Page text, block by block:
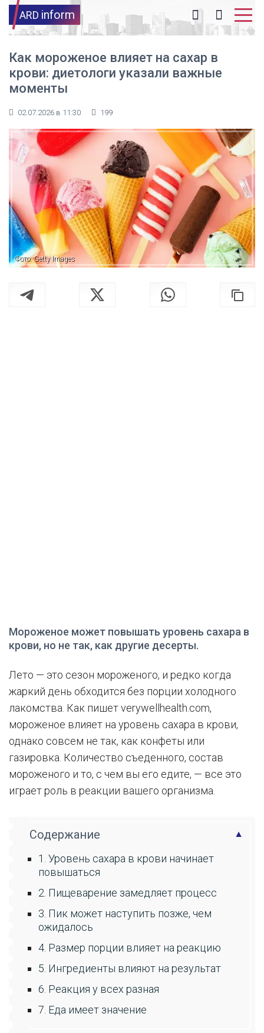
ARD inform
Как мороженое влияет на сахар в
крови: диетологи указали важные
моменты
02.07.2026 в 11:30 199
Фото: Getty Images
Мороженое может повышать уровень сахара в
крови, но не так, как другие десерты.
Лето — это сезон мороженого, и редко когда
жаркий день обходится без порции холодного
лакомства. Как пишет verywellhealth.com,
мороженое влияет на уровень сахара в крови,
однако совсем не так, как конфеты или
газировка. Количество съеденного, состав
мороженого и то, с чем вы его едите, — все это
играет роль в реакции вашего организма.
Содержание
1. Уровень сахара в крови начинает
повышаться
2. Пищеварение замедляет процесс
3. Пик может наступить позже, чем
ожидалось
4. Размер порции влияет на реакцию
5. Ингредиенты влияют на результат
6. Реакция у всех разная
7. Еда имеет значение